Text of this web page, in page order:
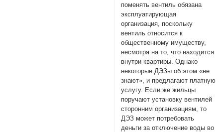
поменять вентиль обязана
эксплуатирующая
организация, поскольку
вентиль относится к
общественному имуществу,
несмотря на то, что находится
внутри квартиры. Однако
некоторые ДЭЗы об этом «не
знают», и предлагают платную
услугу. Если же жильцы
поручают установку вентилей
сторонним организациям, то
ДЭЗ может потребовать
деньги за отключение воды во